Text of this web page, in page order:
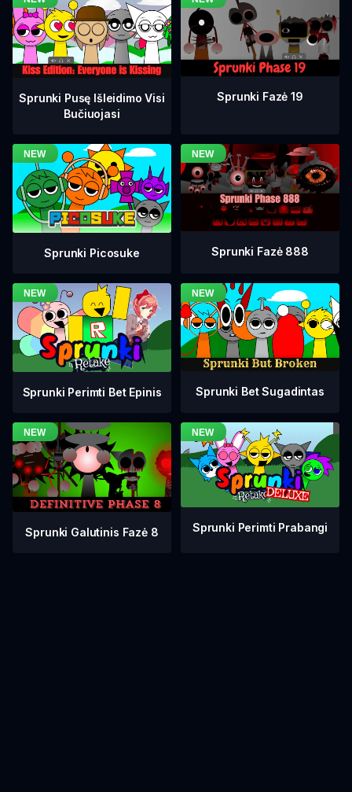
Sprunki Pusę Išleidimo Visi
Bučiuojasi
Sprunki Fazė 19
Sprunki Picosuke Sprunki Fazė 888
Sprunki Perimti Bet Epinis Sprunki Bet Sugadintas
Sprunki Galutinis Fazė 8 Sprunki Perimti Prabangi